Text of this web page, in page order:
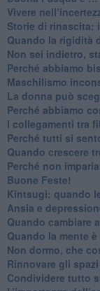
​Vivere
​Storie di rinascita:
​Quando la rigidità
​Non sei indietro,
​Perché abbiamo
​Maschilismo
​La donna può
​Perché abbiamo
​I collegamenti tra
​Perché tutti si
​Quando crescere
​Perché non
​Buone Feste!
​Kintsugi: quando
Ansia e
Quando cambiare
​Quando la mente
Non dormo, che
​Rinnovare gli
​Condividere tutto